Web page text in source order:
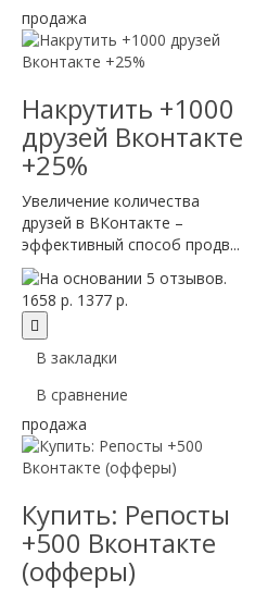
продажа
Накрутить +1000
друзей Вконтакте
+25%
Увеличение количества
друзей в ВКонтакте –
эффективный способ продв...
1658 р. 1377 р.
В закладки
В сравнение
продажа
Купить: Репосты
+500 Вконтакте
(офферы)